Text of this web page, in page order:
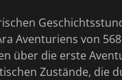
Aventuriens von
über die erste
Zustände, die